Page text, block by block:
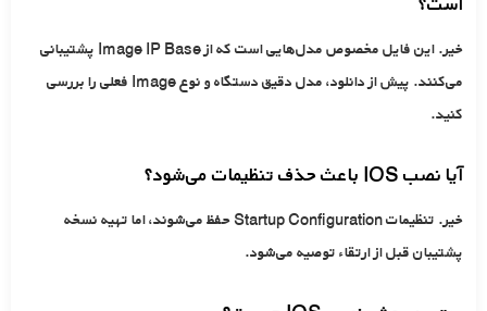
خیر. این فایل مخصوص مدل‌هایی است که از ImageIP Base
پشتیبانی
می‌کنند. پیش از دانلود، مدل دقیق دستگاه و نوع Image فعلی را بررسی
کنید.
آیا نصب IOS باعث حذف تنظیمات می‌شود؟
خیر. تنظیمات Startup Configuration حفظ می‌شوند، اما تهیه نسخه
پشتیبان قبل از ارتقاء توصیه می‌شود.